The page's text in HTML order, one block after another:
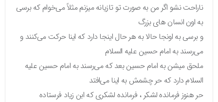
ناراحت نشو اگر من به صورت تو تازیانه میزنم مثلاً می‌خوام که برسی
به اون انسان‌ های بزرگ
و برسی به اونجا حالا به هر حال اینجا دارد که اینا حرکت می‌کنند و
می‌رسند به امام حسین علیه السلام
ملحق میشن به امام حسین بعد که می‌رسند به امام حسین علیه
السلام دارد که حر چشمش به اینا می‌افتد
حر هنوز فرمانده لشکر ، فرمانده لشکری که ابن زیاد فرستاده